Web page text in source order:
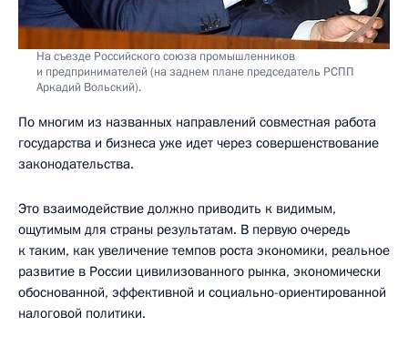
На съезде Российского союза промышленников
и предпринимателей (на заднем плане председатель РСПП
Аркадий Вольский).
По многим из названных направлений совместная работа
государства и бизнеса уже идет через совершенствование
законодательства.
Это взаимодействие должно приводить к видимым,
ощутимым для страны результатам. В первую очередь
к таким, как увеличение темпов роста экономики, реальное
развитие в России цивилизованного рынка, экономически
обоснованной, эффективной и социально-ориентированной
налоговой политики.